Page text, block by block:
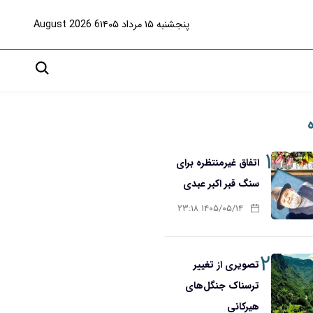
پنجشنبه ۱۵ مرداد ۱۴۰۵ 6 August 2026
۱ اتفاق غیرمنتظره برای
سنگ قبر اکبر عبدی
۱۴۰۵/۰۵/۱۴ ۲۳:۱۸
۲تصویری از تغییر
ترسناک جنگل‌های
هیرکانی